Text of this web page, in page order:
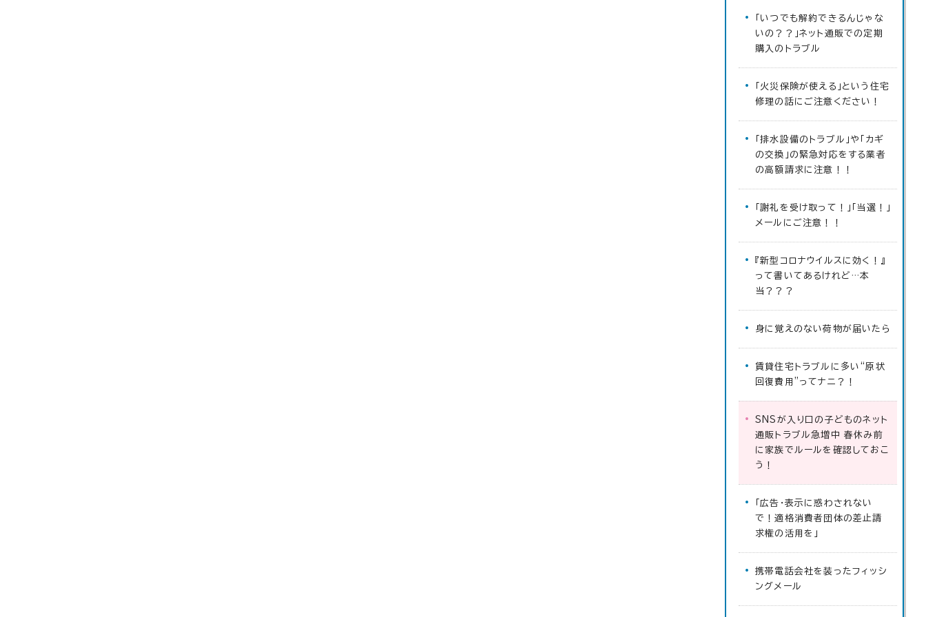
「いつでも解約できるんじゃな
いの？？」ネット通販での定期
購入のトラブル
「火災保険が使える」という住宅
修理の話にご注意ください！
「排水設備のトラブル」や「カギ
の交換」の緊急対応をする業者
の高額請求に注意！！
「謝礼を受け取って！」「当選！」
メールにご注意！！
『新型コロナウイルスに効く！』
って書いてあるけれど…本
当？？？
身に覚えのない荷物が届いたら
賃貸住宅トラブルに多い“原状
回復費用”ってナニ？！
SNSが入り口の子どものネット
通販トラブル急増中 春休み前
に家族でルールを確認しておこ
う！
「広告・表示に惑わされない
で！適格消費者団体の差止請
求権の活用を」
携帯電話会社を装ったフィッシ
ングメール